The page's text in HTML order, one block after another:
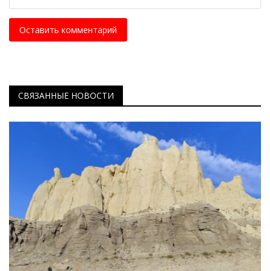
Оставить комментарий
СВЯЗАННЫЕ НОВОСТИ